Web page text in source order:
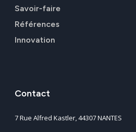
Savoir-faire
Références
Innovation
Contact
7 Rue Alfred Kastler, 44307 NANTES